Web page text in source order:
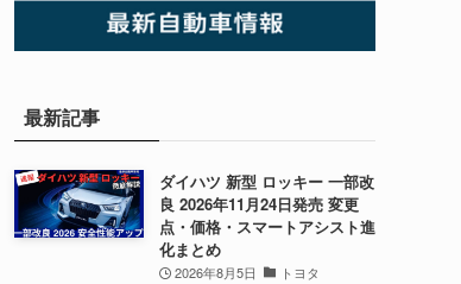
最新記事
ダイハツ 新型 ロッキー 一部改
良 2026年11月24日発売 変更
点・価格・スマートアシスト進
化まとめ
2026年8月5日 トヨタ